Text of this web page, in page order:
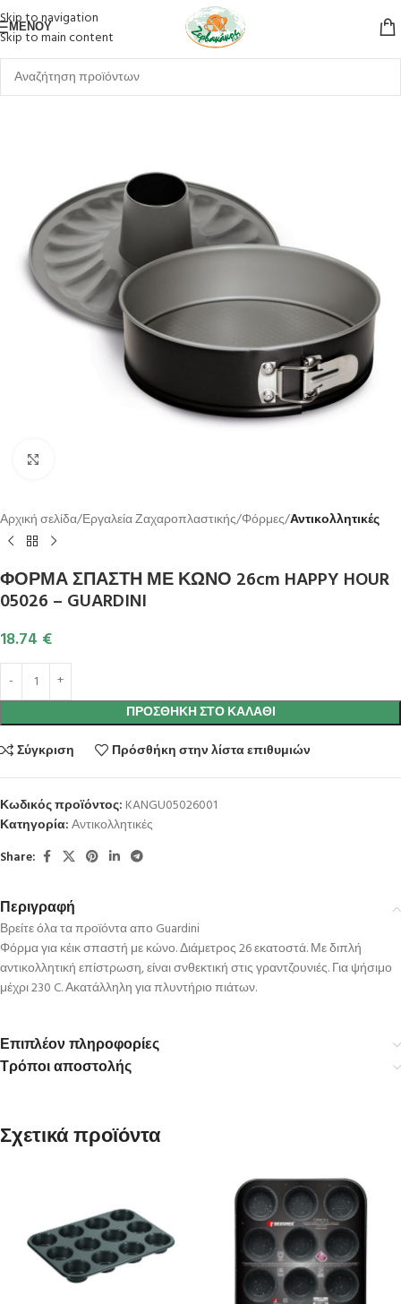
Skip to navigation
Skip to main content
ΜΕΝΟΎ
Αρχική σελίδα Εργαλεία Ζαχαροπλαστικής Φόρμες Αντικολλητικές
ΦΟΡΜΑ ΣΠΑΣΤΗ ΜΕ ΚΩΝΟ 26cm HAPPY HOUR
05026 – GUARDINI
18.74 €
ΠΡΟΣΘΉΚΗ ΣΤΟ ΚΑΛΆΘΙ
Σύγκριση
Πρόσθήκη στην λίστα επιθυμιών
Κωδικός προϊόντος: KANGU05026001
Κατηγορία:Αντικολλητικές
Share:
Περιγραφή
Βρείτε όλα τα προϊόντα απο Guardini
Φόρμα για κέικ σπαστή με κώνο. Διάμετρος 26 εκατοστά. Με διπλή
αντικολλητική επίστρωση, είναι σνθεκτική στις γραντζουνιές. Για ψήσιμο
μέχρι 230 C. Ακατάλληλη για πλυντήριο πιάτων.
Επιπλέον πληροφορίες
Τρόποι αποστολής
Σχετικά προϊόντα